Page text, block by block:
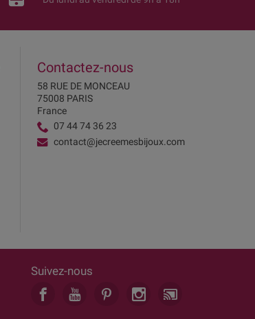
Contactez-nous
58 RUE DE MONCEAU
75008 PARIS
France
07 44 74 36 23
contact@jecreemesbijoux.com
Suivez-nous